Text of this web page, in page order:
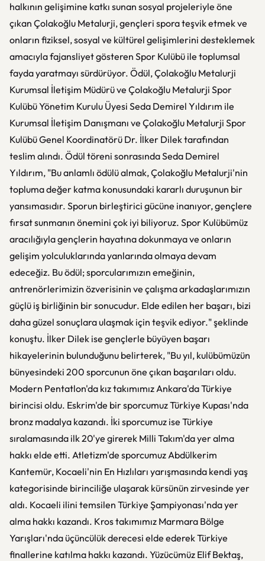
halkının gelişimine katkı sunan sosyal projeleriyle öne
çıkan Çolakoğlu Metalurji, gençleri spora teşvik etmek ve
onların fiziksel, sosyal ve kültürel gelişimlerini desteklemek
amacıyla fajansliyet gösteren Spor Kulübü ile toplumsal
fayda yaratmayı sürdürüyor. Ödül, Çolakoğlu Metalurji
Kurumsal İletişim Müdürü ve Çolakoğlu Metalurji Spor
Kulübü Yönetim Kurulu Üyesi Seda Demirel Yıldırım ile
Kurumsal İletişim Danışmanı ve Çolakoğlu Metalurji Spor
Kulübü Genel Koordinatörü Dr. İlker Dilek tarafından
teslim alındı. Ödül töreni sonrasında Seda Demirel
Yıldırım, "Bu anlamlı ödülü almak, Çolakoğlu Metalurji'nin
topluma değer katma konusundaki kararlı duruşunun bir
yansımasıdır. Sporun birleştirici gücüne inanıyor, gençlere
fırsat sunmanın önemini çok iyi biliyoruz. Spor Kulübümüz
aracılığıyla gençlerin hayatına dokunmaya ve onların
gelişim yolculuklarında yanlarında olmaya devam
edeceğiz. Bu ödül; sporcularımızın emeğinin,
antrenörlerimizin özverisinin ve çalışma arkadaşlarımızın
güçlü iş birliğinin bir sonucudur. Elde edilen her başarı, bizi
daha güzel sonuçlara ulaşmak için teşvik ediyor." şeklinde
konuştu. İlker Dilek ise gençlerle büyüyen başarı
hikayelerinin bulunduğunu belirterek, "Bu yıl, kulübümüzün
bünyesindeki 200 sporcunun öne çıkan başarıları oldu.
Modern Pentatlon'da kız takımımız Ankara'da Türkiye
birincisi oldu. Eskrim'de bir sporcumuz Türkiye Kupası'nda
bronz madalya kazandı. İki sporcumuz ise Türkiye
sıralamasında ilk 20'ye girerek Milli Takım'da yer alma
hakkı elde etti. Atletizm'de sporcumuz Abdülkerim
Kantemür, Kocaeli'nin En Hızlıları yarışmasında kendi yaş
kategorisinde birinciliğe ulaşarak kürsünün zirvesinde yer
aldı. Kocaeli ilini temsilen Türkiye Şampiyonası'nda yer
alma hakkı kazandı. Kros takımımız Marmara Bölge
Yarışları'nda üçüncülük derecesi elde ederek Türkiye
finallerine katılma hakkı kazandı. Yüzücümüz Elif Bektaş,